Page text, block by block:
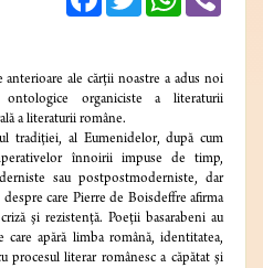
anterioare ale cărţii noastre a adus noi
organiciste a literaturii
a literaturii române.
tradiţiei, al Eumenidelor, după cum
înnoirii impuse de timp,
sau postpostmoderniste, dar
care Pierre de Boisdeffre afirma
şi rezistenţă. Poeţii basarabeni au
care apără limba română, identitatea,
procesul literar românesc a căpătat şi